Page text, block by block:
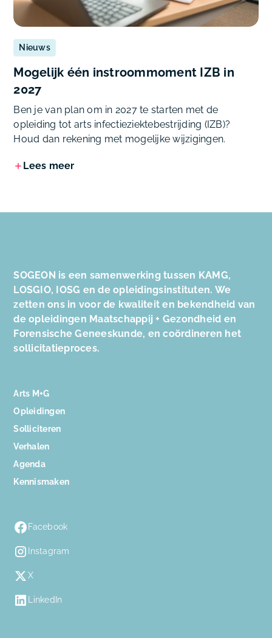
Nieuws
Mogelijk één instroommoment IZB in
2027
Ben je van plan om in 2027 te starten met de
opleiding tot arts infectieziektebestrijding (IZB)?
Houd dan rekening met mogelijke wijzigingen.
Lees meer
SOGEON is een samenwerking tussen KAMG,
LOSGIO, IOSG en de opleidingsinstituten. We
zetten ons in voor de kwaliteit en bekendheid van
de opleidingen Maatschappij + Gezondheid en
Forensische Geneeskunde, en coördineren het
sollicitatieproces.
Arts M+G
Opleidingen
Solliciteren
Verhalen
Agenda
Kennismaken
Facebook
Instagram
X
LinkedIn